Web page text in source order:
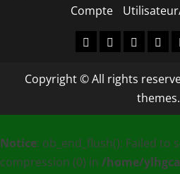
Compte
Accueil
À
Nos
Copyright © All rights
themes.
Notice: ob_end_flush(): Failed
compression (0) in /home/